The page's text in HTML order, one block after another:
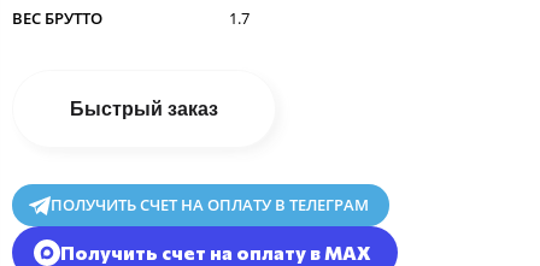
ВЕС БРУТТО 1.7
Быстрый заказ
ПОЛУЧИТЬ СЧЕТ НА ОПЛАТУ В ТЕЛЕГРАМ
Получить счет на оплату в MAX